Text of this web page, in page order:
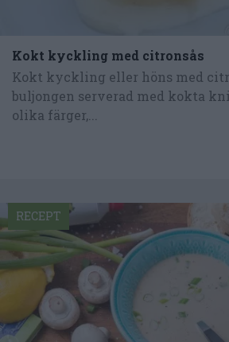
Kokt kyckling med citronsås
Kokt kyckling eller höns med
buljongen serverad med kokta
olika färger,...
RECEPT